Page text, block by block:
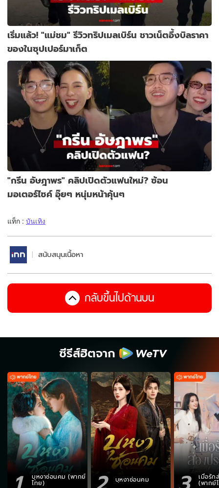
เริ่มแล้ว! "แม่ชม" รีวิวทริปเมลเบิร์น ชาวเน็ตอึ้งบิลราคา
ของในซุปเปอร์มาเก็ต
"กรีน อัษฎาพร" คลิปเปิดตัวแฟนใหม่? ซ้อน
มอเตอร์ไซค์ อุ๊ยๆ หนุ่มหน้าคุ้นๆ
แท็ก : บันเทิง
สนับสนุนเนื้อหา
กลับขึ้นไปด้านบน
ซีรีส์ฮิตจาก
บุหงาซ่อนคม (พากย์
ไทย) บุหงาซ่อนคม เมื่อรัก
(พากย์